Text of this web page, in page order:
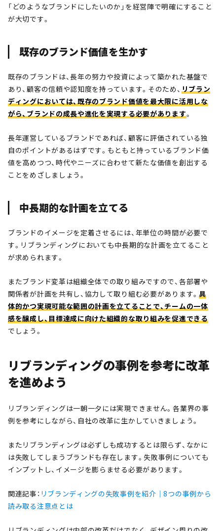
「どのようなブランドにしたいのか」を経営陣で明確にすること
が大切です。
既存のブランド価値を生かす
既存のブランドは、長年の努力や投資によって築かれた基盤で
あり、顧客の信頼や認知度を持っています。そのため、 リブラン
ディングにおいては、既存のブランド価値を最大限に活用しな
がら、ブランドの成長や進化を実現する必要があります。
長年運営しているブランドであれば、顧客に評価されている独
自のポイントがあるはずです。もともと持っているブランド価
値を高めつつ、時代やニーズに合わせて新たな価値を創出する
ことをめざしましょう。
中長期的な計画を立てる
ブランドのイメージを定着させるには、年単位の時間が必要で
す。リブランディングにおいても中長期的な計画を立てること
が求められます。
またブランド変革は組織全体での取り組みですので、各部署や
関係者が計画を共有し、協力して取り組む必要があります。 具
体的かつ実現可能な範囲の計画を立てることで、チームの一体
感を醸成し、目標達成に向けた組織的な取り組みを促進できる
でしょう。
リブランディングの事例を参考に改革
を進めよう
リブランディングは一朝一夕には実現できません。各業界の事
例を参考にしながら、自社の改革に生かしていきましょう。
またリブランディングは必ずしも成功するとは限らず、なかに
は失敗してしまうブランドも存在します。失敗事例についても
インプットし、イメージを膨らませる必要があります。
関連記事： リブランディングの失敗事例を紹介｜8つの事例から
読み取る注意点とは